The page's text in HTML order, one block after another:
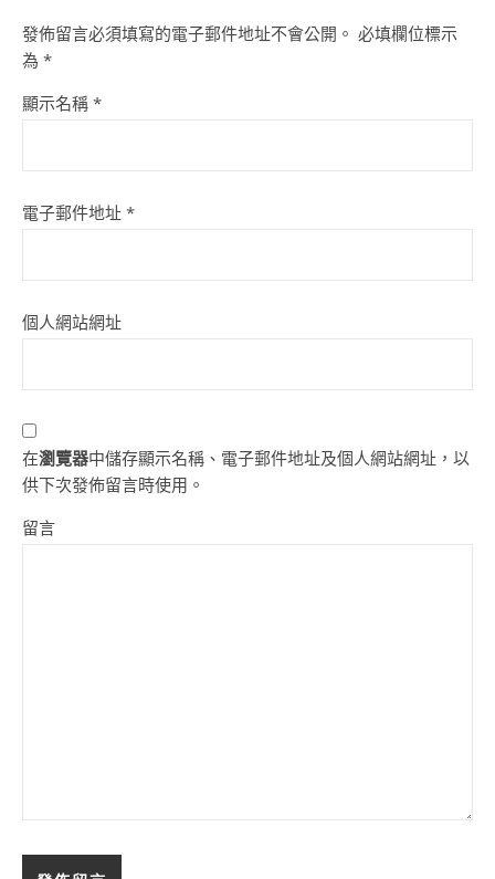
發佈留言必須填寫的電子郵件地址不會公開。 必填欄位標示
為 *
顯示名稱 *
電子郵件地址 *
個人網站網址
在瀏覽器中儲存顯示名稱、電子郵件地址及個人網站網址，以
供下次發佈留言時使用。
留言